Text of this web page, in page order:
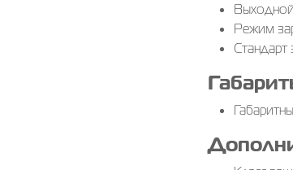
Режим
Стандарт